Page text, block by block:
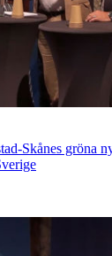
Skånes gröna